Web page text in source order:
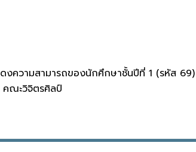
ความสามารถของนักศึกษาชั้นปีที่ 1 (รหัส
คณะวิจิตรศิลป์